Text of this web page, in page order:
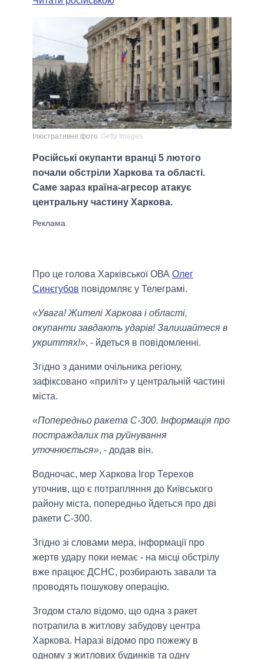
Ілюстративне фото Getty Images
Російські окупанти вранці 5 лютого
почали обстріли Харкова та області.
Саме зараз країна-агресор атакує
центральну частину Харкова.
Про це голова Харківської ОВА Олег
Синєгубов повідомляє у Телеграмі.
«Увага! Жителі Харкова і області,
окупанти завдають ударів! Залишайтеся в
укриттях!», - йдеться в повідомленні.
Згідно з даними очільника регіону,
зафіксовано «приліт» у центральній частині
міста.
«Попередньо ракета С-300. Інформація про
постраждалих та руйнування
уточнюється», - додав він.
Водночас, мер Харкова Ігор Терехов
уточнив, що є потрапляння до Київського
району міста, попередньо йдеться про дві
ракети С-300.
Згідно зі словами мера, інформації про
жертв удару поки немає - на місці обстрілу
вже працює ДСНС, розбирають завали та
проводять пошукову операцію.
Згодом стало відомо, що одна з ракет
потрапила в житлову забудову центра
Харкова. Наразі відомо про пожежу в
одному з житлових будинків та одну